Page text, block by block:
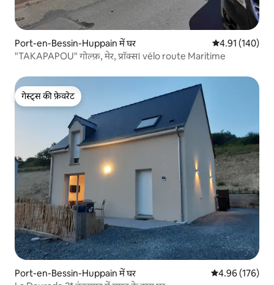
Port-en-Bessin-Huppain में घर औसत रेटिंग 5 में से
4.91 (140)
"TAKAPAPOU" गोल्फ़, मेर, प्रॉक्स। vélo route Maritime
गेस्ट्स की फ़ेवरेट
गेस्ट्स की फ़ेवरेट
Port-en-Bessin-Huppain में घर औसत रेटिंग 5 में से
4.96 (176)